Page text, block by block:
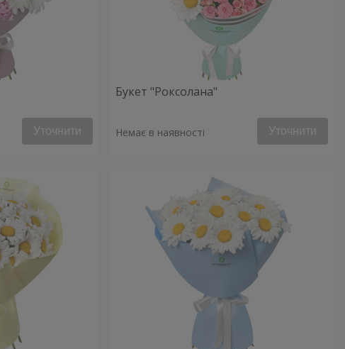
Уточнити
Букет "Роксолана"
Немає в наявності Уточнити